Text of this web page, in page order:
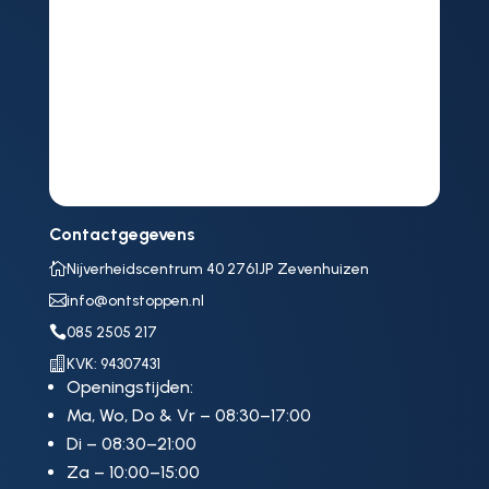
Contactgegevens
Nijverheidscentrum 40 2761JP Zevenhuizen
info@ontstoppen.nl
085 2505 217
 KVK: 94307431
Openingstijden:
Ma, Wo, Do & Vr – 08:30–17:00
Di – 08:30–21:00
Za – 10:00–15:00